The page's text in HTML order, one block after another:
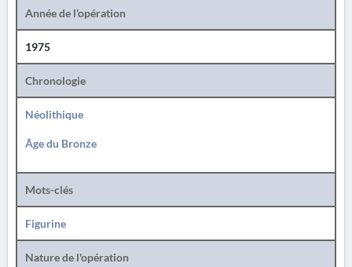
Année de l'opération
1975
Chronologie
Néolithique
Âge du Bronze
Mots-clés
Figurine
Nature de l'opération